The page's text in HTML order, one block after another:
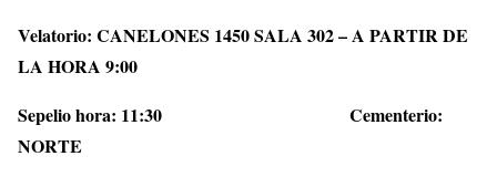
Velatorio: CANELONES 1450 SALA 302 – A PARTIR DE
LA HORA 9:00
Sepelio hora: 11:30 Cementerio:
NORTE